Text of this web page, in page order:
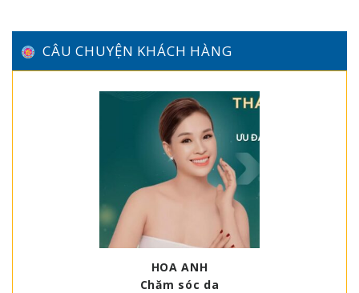
CÂU CHUYỆN KHÁCH HÀNG
HOA ANH
Chăm sóc da